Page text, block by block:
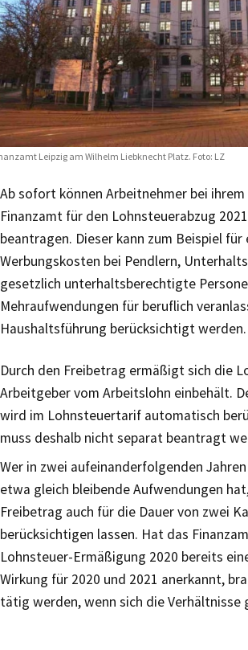
Leipzig am Wilhelm Liebknecht Platz. Foto: LZ
Ab sofort können Arbeitnehmer bei
Finanzamt für den Lohnsteuerabzug
beantragen. Dieser kann zum Beispiel
Werbungskosten bei Pendlern,
gesetzlich unterhaltsberechtigte
Mehraufwendungen für beruflich
Haushaltsführung berücksichtigt werden.
Durch den Freibetrag ermäßigt sich die
Arbeitgeber vom Arbeitslohn einbehält.
wird im Lohnsteuertarif automatisch
muss deshalb nicht separat beantragt
Wer in zwei aufeinanderfolgenden
etwa gleich bleibende Aufwendungen
Freibetrag auch für die Dauer von zwei
berücksichtigen lassen. Hat das
Lohnsteuer-Ermäßigung 2020 bereits
Wirkung für 2020 und 2021 anerkannt,
tätig werden, wenn sich die Verhältnisse